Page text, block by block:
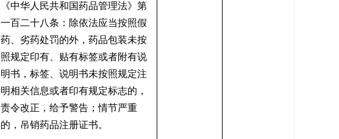
《中华人民共和国药品管理法》第
一百二十八条：除依法应当按照假
药、劣药处罚的外，药品包装未按
照规定印有、贴有标签或者附有说
明书，标签、说明书未按照规定注
明相关信息或者印有规定标志的，
责令改正，给予警告；情节严重
的，吊销药品注册证书。